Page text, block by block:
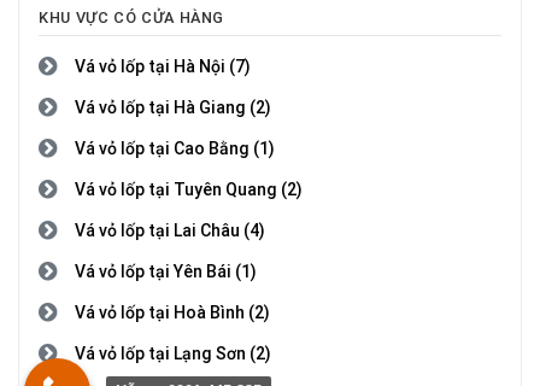
KHU VỰC CÓ CỬA HÀNG
Vá vỏ lốp tại Hà Nội (7)
Vá vỏ lốp tại Hà Giang (2)
Vá vỏ lốp tại Cao Bằng (1)
Vá vỏ lốp tại Tuyên Quang (2)
Vá vỏ lốp tại Lai Châu (4)
Vá vỏ lốp tại Yên Bái (1)
Vá vỏ lốp tại Hoà Bình (2)
Vá vỏ lốp tại Lạng Sơn (2)